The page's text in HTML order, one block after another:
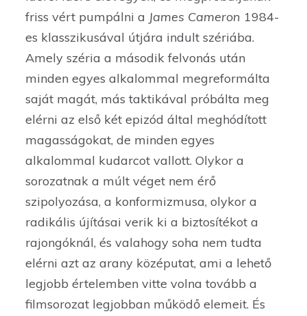
friss vért pumpálni a James Cameron 1984-
es klasszikusával útjára indult szériába.
Amely széria a második felvonás után
minden egyes alkalommal megreformálta
saját magát, más taktikával próbálta meg
elérni az első két epizód által meghódított
magasságokat, de minden egyes
alkalommal kudarcot vallott. Olykor a
sorozatnak a múlt véget nem érő
szipolyozása, a konformizmusa, olykor a
radikális újításai verik ki a biztosítékot a
rajongóknál, és valahogy soha nem tudta
elérni azt az arany középutat, ami a lehető
legjobb értelemben vitte volna tovább a
filmsorozat legjobban működő elemeit. És